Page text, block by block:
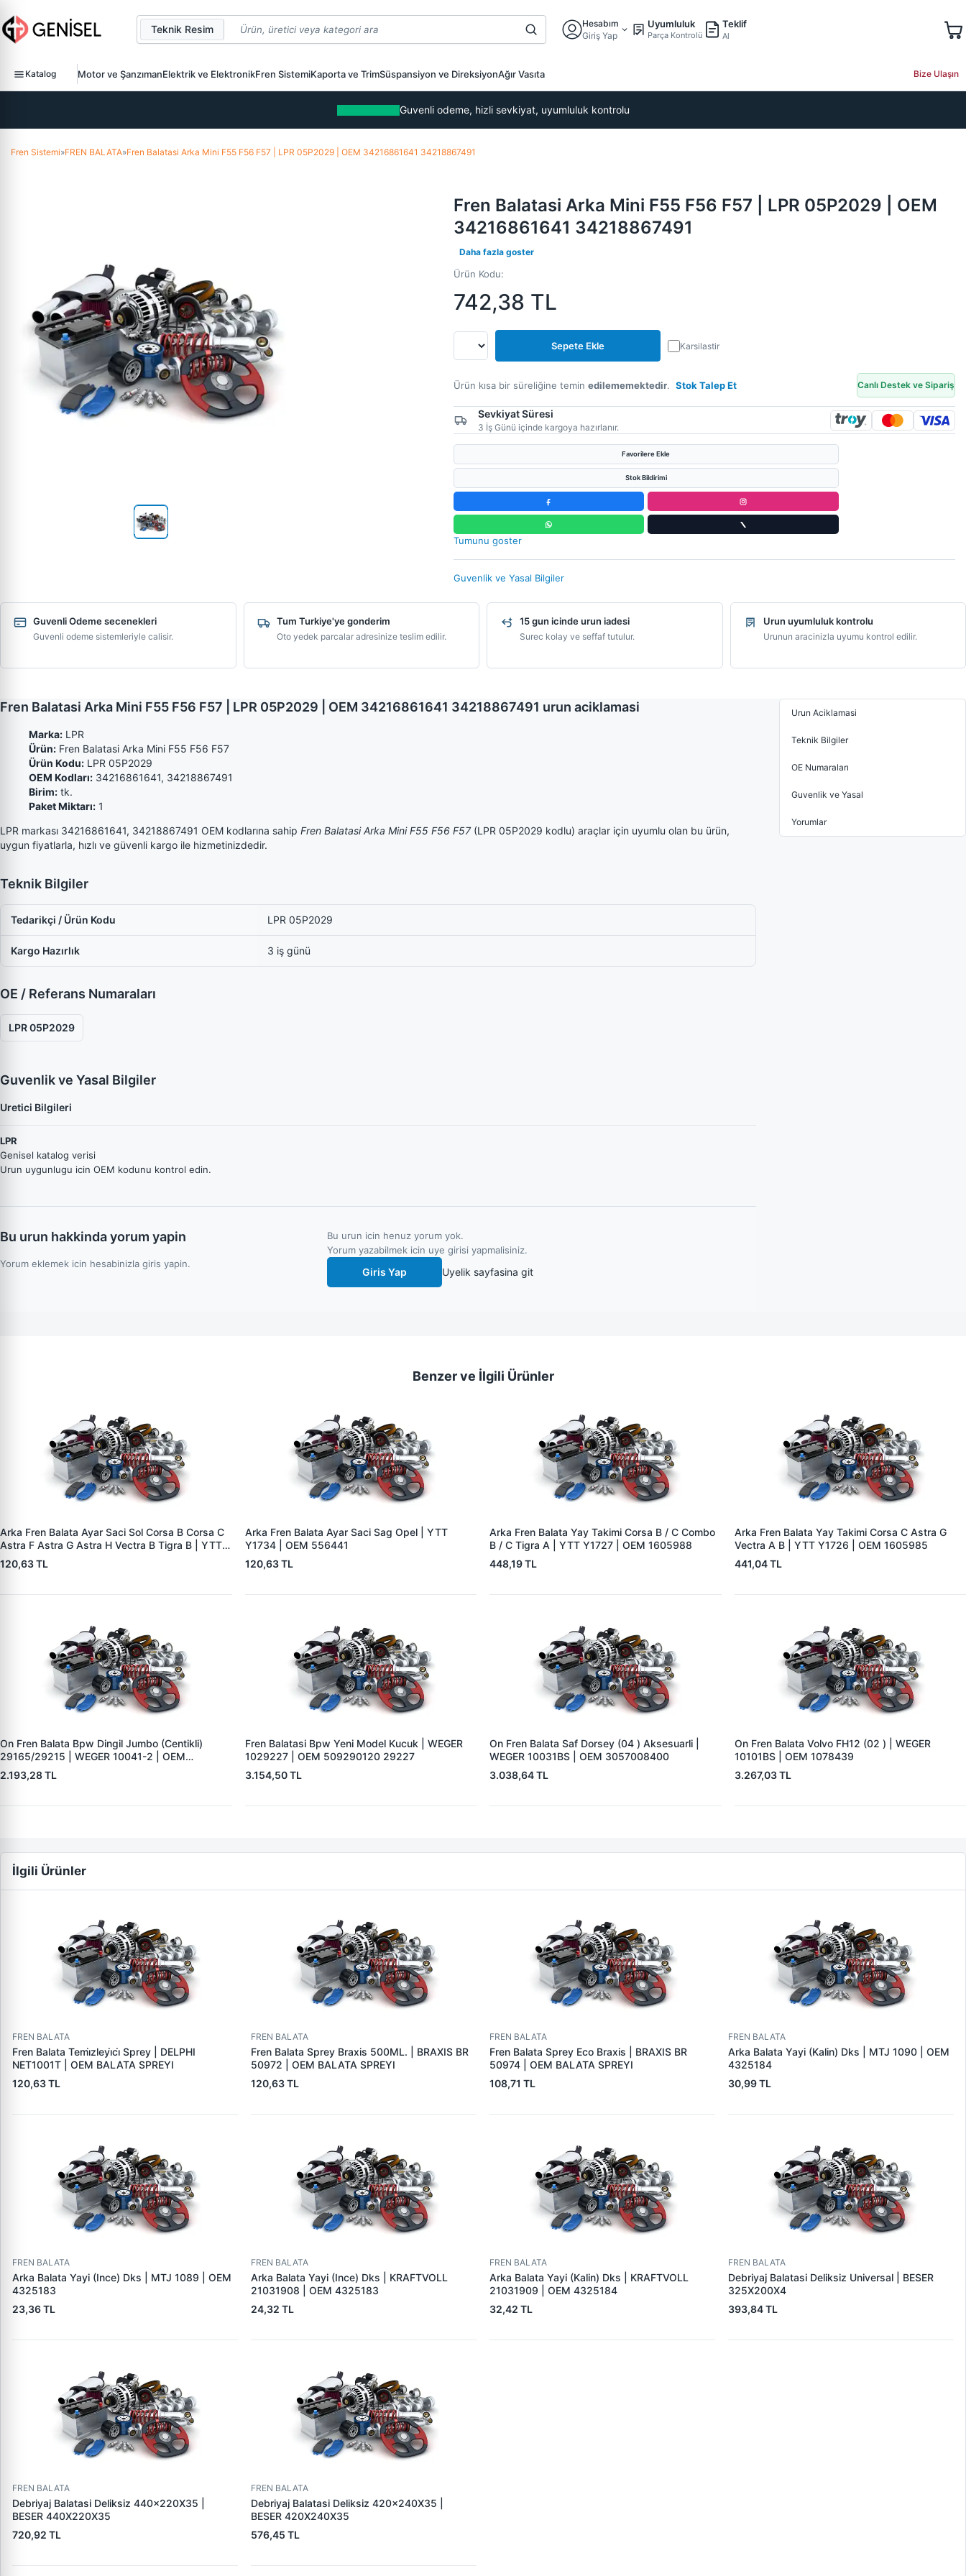
Teknik Resim
Hesabım
Giriş Yap
Uyumluluk
Parça Kontrolü
Teklif
Al
Katalog Motor ve ŞanzımanElektrik ve ElektronikFren SistemiKaporta ve TrimSüspansiyon ve DireksiyonAğır Vasıta Bize Ulaşın
Guvenli odeme, hizli sevkiyat, uyumluluk kontrolu
Fren Sistemi»FREN BALATA»Fren Balatasi Arka Mini F55 F56 F57 | LPR 05P2029 | OEM 34216861641 34218867491
Fren Balatasi Arka Mini F55 F56 F57 | LPR 05P2029 | OEM
34216861641 34218867491
Daha fazla goster
Ürün Kodu:
742,38 TL
Sepete Ekle Karsilastir
Ürün kısa bir süreliğine temin edilememektedir. Stok Talep Et Canlı Destek ve Sipariş
Sevkiyat Süresi
3 İş Günü içinde kargoya hazırlanır.
Favorilere Ekle
Stok Bildirimi
Tumunu goster
Guvenlik ve Yasal Bilgiler
Guvenli Odeme secenekleri
Guvenli odeme sistemleriyle calisir.
Tum Turkiye'ye gonderim
Oto yedek parcalar adresinize teslim edilir.
15 gun icinde urun iadesi
Surec kolay ve seffaf tutulur.
Urun uyumluluk kontrolu
Urunun aracinizla uyumu kontrol edilir.
Fren Balatasi Arka Mini F55 F56 F57 | LPR 05P2029 | OEM 34216861641 34218867491 urun aciklamasi
Marka: LPR
Ürün: Fren Balatasi Arka Mini F55 F56 F57
Ürün Kodu: LPR 05P2029
OEM Kodları: 34216861641, 34218867491
Birim: tk.
Paket Miktarı: 1
LPR markası 34216861641, 34218867491 OEM kodlarına sahip Fren Balatasi Arka Mini F55 F56 F57(LPR 05P2029 kodlu) araçlar için uyumlu olan bu ürün,
uygun fiyatlarla, hızlı ve güvenli kargo ile hizmetinizdedir.
Teknik Bilgiler
Tedarikçi / Ürün Kodu LPR 05P2029
Kargo Hazırlık 3 iş günü
OE / Referans Numaraları
LPR 05P2029
Guvenlik ve Yasal Bilgiler
Uretici Bilgileri
LPR
Genisel katalog verisi
Urun uygunlugu icin OEM kodunu kontrol edin.
Bu urun hakkinda yorum yapin
Yorum eklemek icin hesabinizla giris yapin.
Bu urun icin henuz yorum yok.
Yorum yazabilmek icin uye girisi yapmalisiniz.
Giris Yap Uyelik sayfasina git
Urun Aciklamasi
Teknik Bilgiler
OE Numaraları
Guvenlik ve Yasal
Yorumlar
Benzer ve İlgili Ürünler
Arka Fren Balata Ayar Saci Sol Corsa B Corsa C
Astra F Astra G Astra H Vectra B Tigra B | YTT
Y1735 | OEM 556440
120,63 TL
Arka Fren Balata Ayar Saci Sag Opel | YTT
Y1734 | OEM 556441
120,63 TL
Arka Fren Balata Yay Takimi Corsa B / C Combo
B / C Tigra A | YTT Y1727 | OEM 1605988
448,19 TL
Arka Fren Balata Yay Takimi Corsa C Astra G
Vectra A B | YTT Y1726 | OEM 1605985
441,04 TL
On Fren Balata Bpw Dingil Jumbo (Centikli)
29165/29215 | WEGER 10041-2 | OEM
0509290050 0980102750 0980102930
2.193,28 TL
Fren Balatasi Bpw Yeni Model Kucuk | WEGER
1029227 | OEM 509290120 29227
3.154,50 TL
On Fren Balata Saf Dorsey (04 ) Aksesuarli |
WEGER 10031BS | OEM 3057008400
3.038,64 TL
On Fren Balata Volvo FH12 (02 ) | WEGER
10101BS | OEM 1078439
3.267,03 TL
İlgili Ürünler
FREN BALATA
Fren Balata Temi̇zleyi̇ci̇ Sprey | DELPHI
NET1001T | OEM BALATA SPREYI
120,63 TL
FREN BALATA
Fren Balata Sprey Braxis 500ML. | BRAXIS BR
50972 | OEM BALATA SPREYI
120,63 TL
FREN BALATA
Fren Balata Sprey Eco Braxis | BRAXIS BR
50974 | OEM BALATA SPREYI
108,71 TL
FREN BALATA
Arka Balata Yayi (Kalin) Dks | MTJ 1090 | OEM
4325184
30,99 TL
FREN BALATA
Arka Balata Yayi (Ince) Dks | MTJ 1089 | OEM
4325183
23,36 TL
FREN BALATA
Arka Balata Yayi (Ince) Dks | KRAFTVOLL
21031908 | OEM 4325183
24,32 TL
FREN BALATA
Arka Balata Yayi (Kalin) Dks | KRAFTVOLL
21031909 | OEM 4325184
32,42 TL
FREN BALATA
Debriyaj Balatasi Deliksiz Universal | BESER
325X200X4
393,84 TL
FREN BALATA
Debriyaj Balatasi Deliksiz 440×220X35 |
BESER 440X220X35
720,92 TL
FREN BALATA
Debriyaj Balatasi Deliksiz 420×240X35 |
BESER 420X240X35
576,45 TL